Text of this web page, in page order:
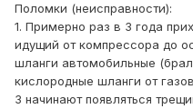
Поломки (неисправности):
1. Примерно раз в 3 года
идущий от компрессора до
шланги автомобильные
кислородные шланги от
3 начинают появляться